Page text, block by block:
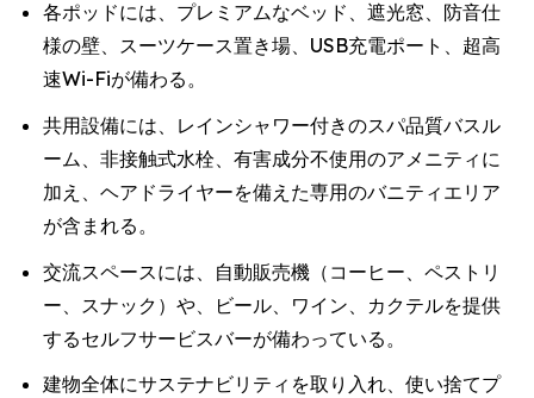
各ポッドには、プレミアムなベッド、遮光窓、防音仕
様の壁、スーツケース置き場、USB充電ポート、超高
速Wi-Fiが備わる。
共用設備には、レインシャワー付きのスパ品質バスル
ーム、非接触式水栓、有害成分不使用のアメニティに
加え、ヘアドライヤーを備えた専用のバニティエリア
が含まれる。
交流スペースには、自動販売機（コーヒー、ペストリ
ー、スナック）や、ビール、ワイン、カクテルを提供
するセルフサービスバーが備わっている。
建物全体にサステナビリティを取り入れ、使い捨てプ